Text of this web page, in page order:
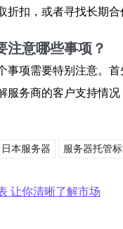
折扣，或者寻找长期
注意哪些事项？
事项需要特别注意。
服务商的客户支持情
日本服务器 服务器托管
让你清晰了解市场